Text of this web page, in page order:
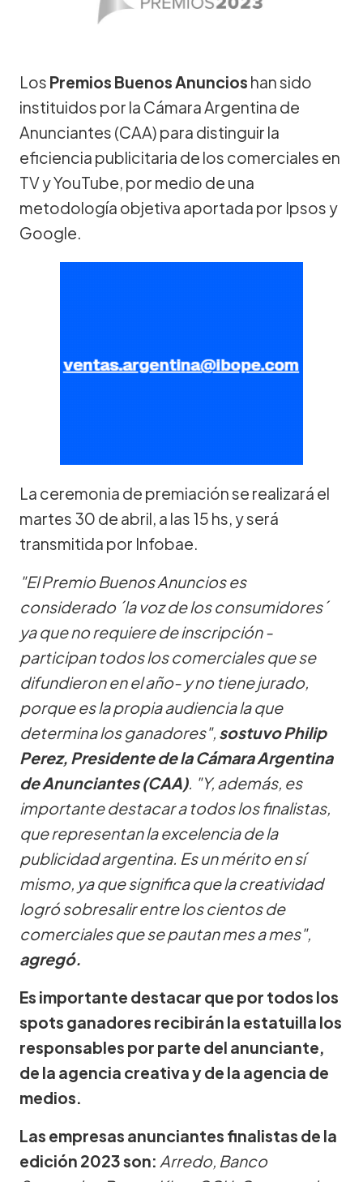
Los Premios Buenos Anuncios han sido
instituidos por la Cámara Argentina de
Anunciantes (CAA) para distinguir la
eficiencia publicitaria de los comerciales en
TV y YouTube, por medio de una
metodología objetiva aportada por Ipsos y
Google.
La ceremonia de premiación se realizará el
martes 30 de abril, a las 15 hs, y será
transmitida por Infobae.
"El Premio Buenos Anuncios es
considerado ´la voz de los consumidores´
ya que no requiere de inscripción -
participan todos los comerciales que se
difundieron en el año- y no tiene jurado,
porque es la propia audiencia la que
determina los ganadores", sostuvo Philip
Perez, Presidente de la Cámara Argentina
de Anunciantes (CAA). "Y, además, es
importante destacar a todos los finalistas,
que representan la excelencia de la
publicidad argentina. Es un mérito en sí
mismo, ya que significa que la creatividad
logró sobresalir entre los cientos de
comerciales que se pautan mes a mes",
agregó.
Es importante destacar que por todos los
spots ganadores recibirán la estatuilla los
responsables por parte del anunciante,
de la agencia creativa y de la agencia de
medios.
Las empresas anunciantes finalistas de la
edición 2023 son: Arredo, Banco